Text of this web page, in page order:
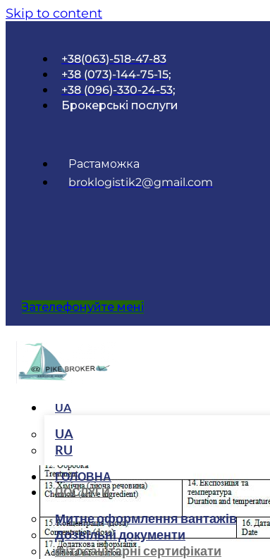
Skip to content
+38(063)-518-47-83
+38 (073)-144-75-15;
+38 (096)-330-24-53;
Брокерські послуги
Растаможка
broklogistik2@gmail.com
Зателефонуйте мені
UA
UA
RU
ГОЛОВНА
ПОСЛУГИ
Митне оформлення вантажів
Дозвільні документи
Фітосанітарні сертифікати